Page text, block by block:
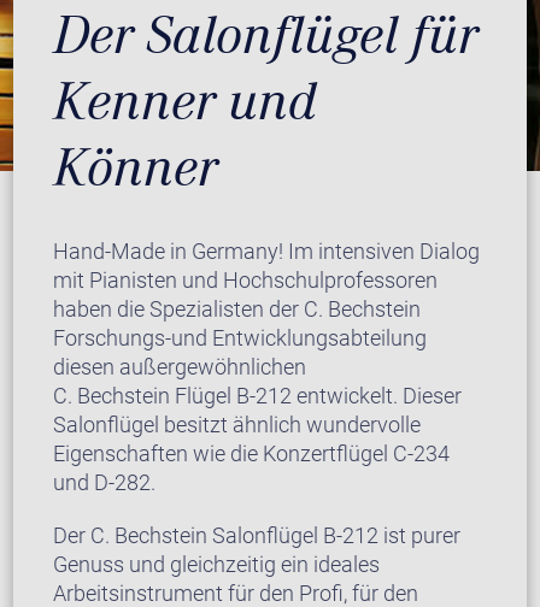
Der Salonflügel für
Kenner und
Könner
Hand-Made in Germany! Im intensiven Dialog
mit Pianisten und Hochschulprofessoren
haben die Spezialisten der C. Bechstein
Forschungs-und Entwicklungsabteilung
diesen außergewöhnlichen
C. Bechstein Flügel B-212 entwickelt. Dieser
Salonflügel besitzt ähnlich wundervolle
Eigenschaften wie die Konzertflügel C-234
und D-282.
Der C. Bechstein Salonflügel B-212 ist purer
Genuss und gleichzeitig ein ideales
Arbeitsinstrument für den Profi, für den